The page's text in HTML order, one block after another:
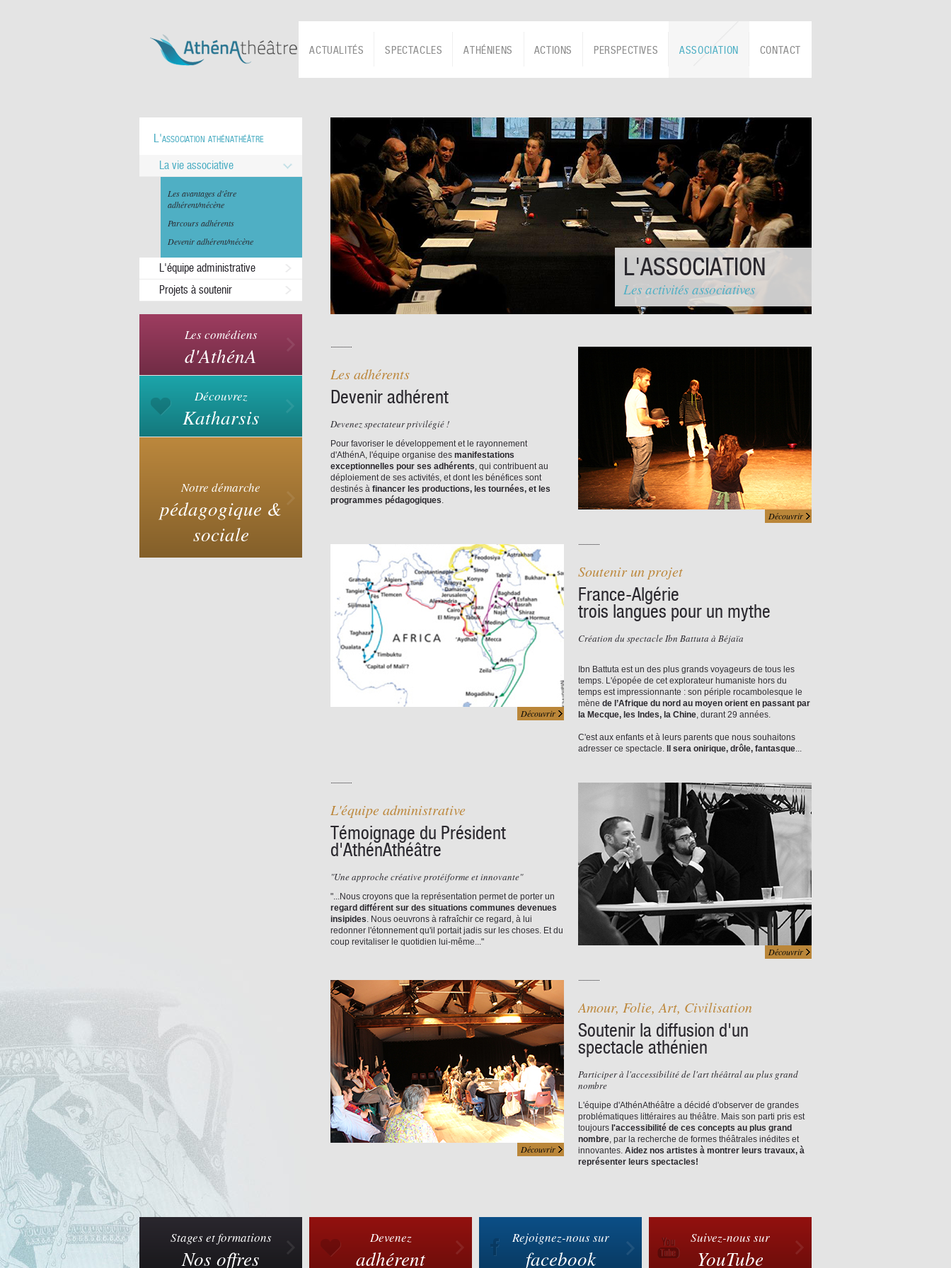
CONTACT
ASSOCIATION
PERSPECTIVES
ACTIONS
ATHÉNIENS
SPECTACLES
ACTUALITÉS
L'association athénathéâtre
La vie associative
Les avantages d'être
adhérent/mécène
Parcours adhérents
Devenir adhérent/mécène
L'équipe administrative
Projets à soutenir
Les comédiens
d'AthénA
Découvrez
Katharsis
Notre démarche
pédagogique &
sociale
L'ASSOCIATION
Les activités associatives
Les adhérents
Devenir adhérent
Devenez spectateur privilégié !
Pour favoriser le développement et le rayonnement
d'AthénA, l'équipe organise des manifestations
exceptionnelles pour ses adhérents, qui contribuent au
déploiement de ses activités, et dont les bénéfices sont
destinés à financer les productions, les tournées, et les
programmes pédagogiques.
Découvrir
Soutenir un projet
France-Algérie
trois langues pour un mythe
Création du spectacle Ibn Battuta à Béjaïa
Ibn Battuta est un des plus grands voyageurs de tous les
temps. L'épopée de cet explorateur humaniste hors du
temps est impressionnante : son périple rocambolesque le
mène de l’Afrique du nord au moyen orient en passant par
la Mecque, les Indes, la Chine, durant 29 années.
C'est aux enfants et à leurs parents que nous souhaitons
adresser ce spectacle.
Il sera onirique, drôle, fantasque...
Découvrir
L'équipe administrative
Témoignage du Président
d'AthénAthéâtre
"Une approche créative protéiforme et innovante"
"...Nous croyons que la représentation permet de porter un
regard différent sur des situations communes devenues
insipides. Nous oeuvrons à rafraîchir ce regard, à lui
redonner l'étonnement qu'il portait jadis sur les choses. Et du
coup revitaliser le quotidien lui-même..."
Découvrir
Amour, Folie, Art, Civilisation
Soutenir la diffusion d'un
spectacle athénien
Participer à l'accessibilité de l'art théâtral au plus grand
nombre
L'équipe d'AthénAthéâtre a décidé d'observer de grandes
problématiques littéraires au théâtre. Mais son parti pris est
toujours l'accessibilité de ces concepts au plus grand
nombre, par la recherche de formes théâtrales inédites et
innovantes. Aidez nos artistes à montrer leurs travaux, à
représenter leurs spectacles!
Découvrir
Suivez-nous sur
YouTube
Rejoignez-nous sur
facebook
Devenez
adhérent
Stages et formations
Nos offres